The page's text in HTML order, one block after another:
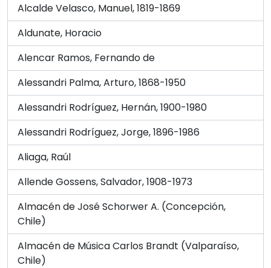
Alcalde Velasco, Manuel, 1819-1869
Aldunate, Horacio
Alencar Ramos, Fernando de
Alessandri Palma, Arturo, 1868-1950
Alessandri Rodríguez, Hernán, 1900-1980
Alessandri Rodríguez, Jorge, 1896-1986
Aliaga, Raúl
Allende Gossens, Salvador, 1908-1973
Almacén de José Schorwer A. (Concepción,
Chile)
Almacén de Música Carlos Brandt (Valparaíso,
Chile)